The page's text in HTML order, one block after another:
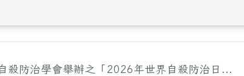
殺防治學會舉辦之「2026年世界自殺防治日...